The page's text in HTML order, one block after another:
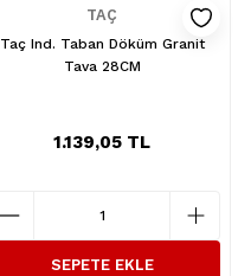
TAÇ
Taç Ind. Taban Döküm Granit
Tava 28CM
1.139,05 TL
SEPETE EKLE